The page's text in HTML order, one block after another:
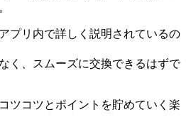
プリ内で詳しく説明されているの
く、スムーズに交換できるはずで
ツコツとポイントを貯めていく楽